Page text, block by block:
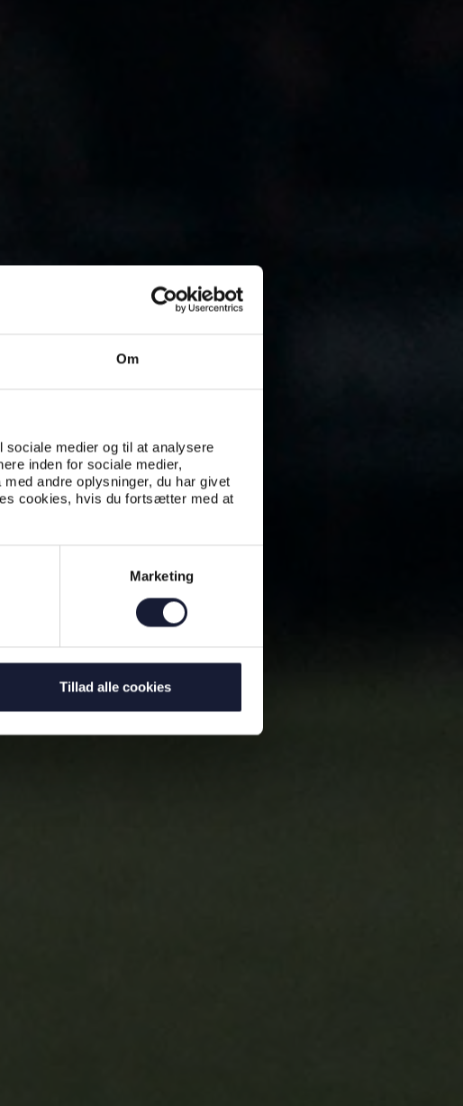
Om
medier og til at analysere
inden for sociale medier,
andre oplysninger, du har givet
cookies, hvis du fortsætter med at
Marketing
Tillad alle cookies